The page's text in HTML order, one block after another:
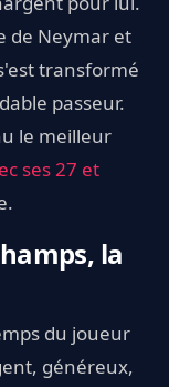
de Neymar et
transformé
passeur.
le meilleur
ses 27 et
la
du joueur
généreux,